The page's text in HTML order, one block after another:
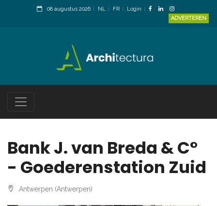
08 augustus 2026 NL FR
Login
ADVERTEREN
Bank J. van Breda & C°
- Goederenstation Zuid
Antwerpen (Antwerpen)